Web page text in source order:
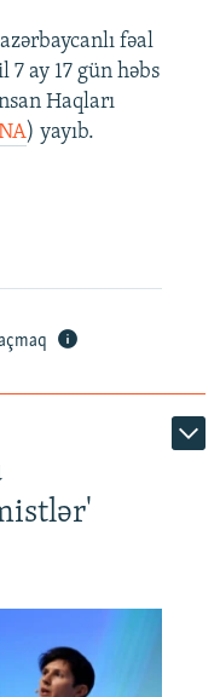
fəal
ay 17 gün həbs
Haqları
) yayıb.